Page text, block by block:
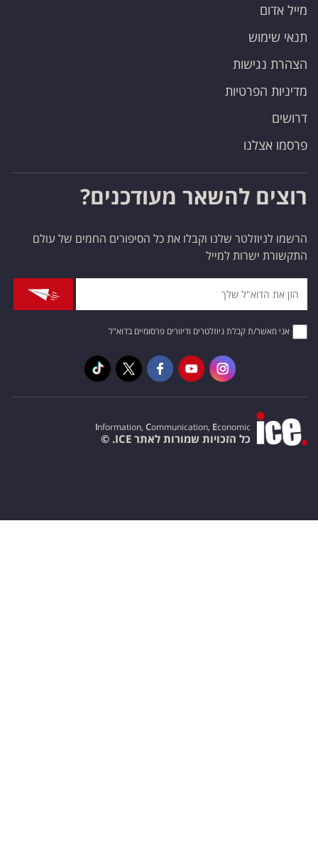
מייל אדום
תנאי שימוש
הצהרת נגישות
מדיניות הפרטיות
דרושים
פרסמו אצלנו
רוצים להשאר מעודכנים?
הרשמו לניוזלטר שלנו וקבלו את כל הסיפורים החמים של עולם
התקשורת ישרות למייל
אני מאשר/ת קבלת ניוזלטרים ודיוורים פרסומיים בדוא"ל
Information, Communication, Economic
כל הזכויות שמורות לאתר ICE. ©